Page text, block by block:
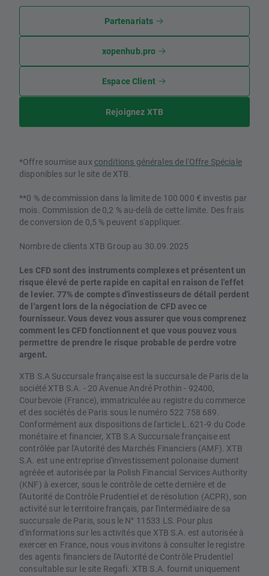
Partenariats
xopenhub.pro
Espace Client
Rejoignez XTB
*Offre soumise aux conditions générales de l'Offre Spéciale
disponibles sur le site de XTB.
**0 % de commission dans la limite de 100 000 € investis par
mois. Commission de 0,2 % au-delà de cette limite. Des frais
de conversion de 0,5 % peuvent s'appliquer.
Nombre de clients XTB Group au 30.09.2025
Les CFD sont des instruments complexes et présentent un
risque élevé de perte rapide en capital en raison de l'effet
de levier. 77% de comptes d'investisseurs de détail perdent
de l'argent lors de la négociation de CFD avec ce
fournisseur. Vous devez vous assurer que vous comprenez
comment les CFD fonctionnent et que vous pouvez vous
permettre de prendre le risque probable de perdre votre
argent.
XTB S.A Succursale française est la succursale de Paris de la
société XTB S.A. - 20 Avenue André Prothin - 92400,
Courbevoie (France), immatriculée au registre du commerce
et des sociétés de Paris sous le numéro 522 758 689.
Conformément aux dispositions de l'article L.621-9 du Code
monétaire et financier, XTB S.A Succursale française est
contrôlée par l'Autorité des Marchés Financiers (AMF). XTB
S.A. est une entreprise d'investissement polonaise dument
agréée et autorisée par la Polish Financial Services Authority
(KNF) à exercer, sous le contrôle de cette dernière et de
l'Autorité de Contrôle Prudentiel et de résolution (ACPR), son
activité sur le territoire français, par l'intermédiaire de sa
succursale de Paris, sous le N° 11533 LS. Pour plus
d'informations sur les activités que XTB S.A. est autorisée à
exercer en France, nous vous invitons à consulter le registre
des agents financiers de l'Autorité de Contrôle Prudentiel
consultable sur le site Regafi. XTB S.A. fournit uniquement